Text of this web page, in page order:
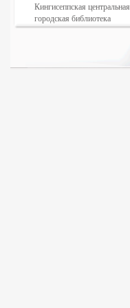
Кингисеппская центральная
городская библиотека